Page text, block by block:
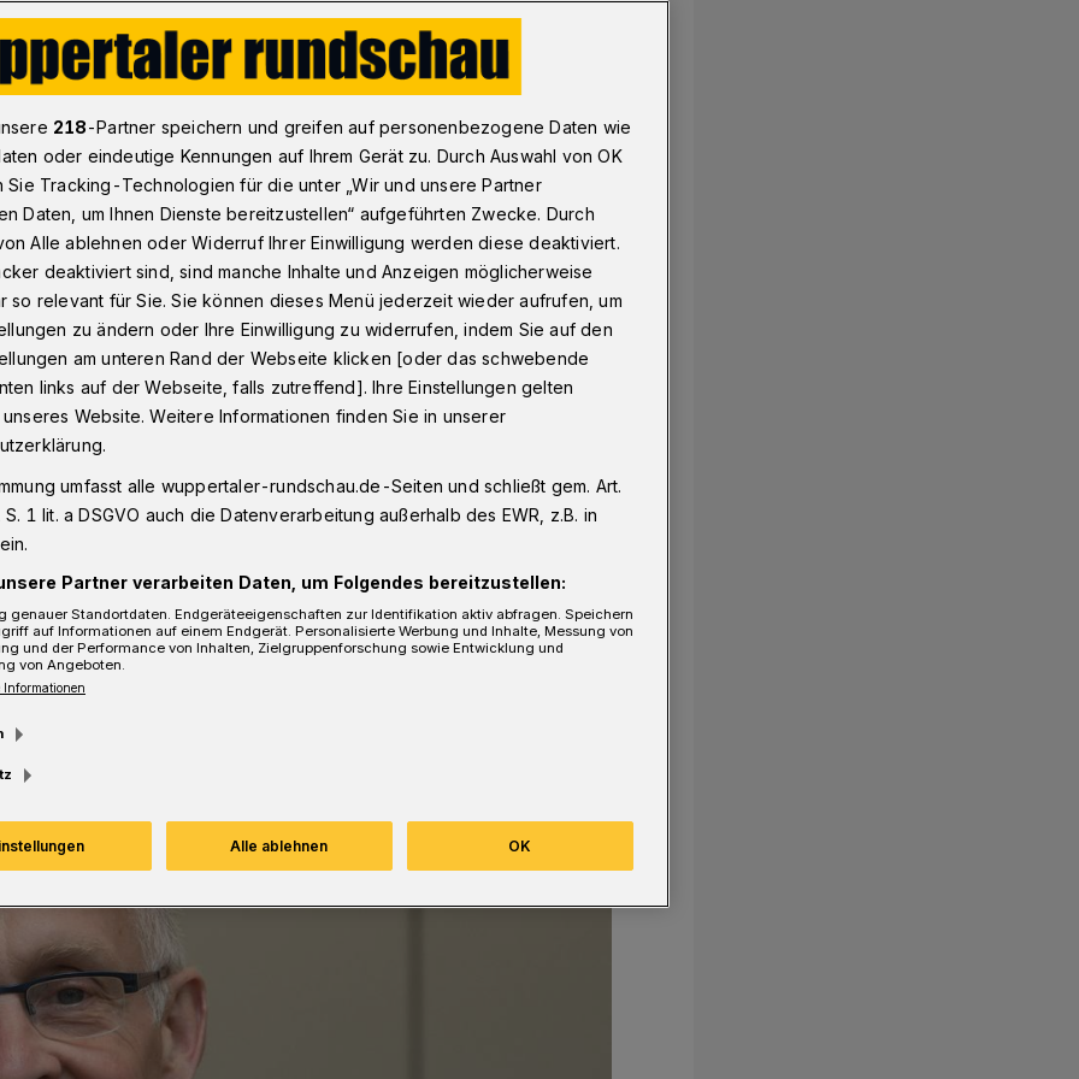
Freude über genehmigten Haushalt​
über
Haushalt
Thomas Schürmann am
im März vom Stadtrat einstimmig
Haushalt genehmigt hat, werten
Interimskämmerer Stefan
Thorsten Bunte dies als
Haushaltsführung“.
218-Partner speichern und greifen auf personenbezogene Daten wie
oder eindeutige Kennungen auf Ihrem Gerät zu. Durch Auswahl von OK
Sie Tracking-Technologien für die unter „Wir und unsere Partner
Daten, um Ihnen Dienste bereitzustellen“ aufgeführten Zwecke. Durch
Alle ablehnen oder Widerruf Ihrer Einwilligung werden diese deaktiviert.
deaktiviert sind, sind manche Inhalte und Anzeigen möglicherweise
so relevant für Sie. Sie können dieses Menü jederzeit wieder aufrufen, um
zu ändern oder Ihre Einwilligung zu widerrufen, indem Sie auf den
am unteren Rand der Webseite klicken [oder das schwebende
links auf der Webseite, falls zutreffend]. Ihre Einstellungen gelten
Website. Weitere Informationen finden Sie in unserer
umfasst alle wuppertaler-rundschau.de-Seiten und schließt gem. Art.
1 lit. a DSGVO auch die Datenverarbeitung außerhalb des EWR, z.B. in
Partner verarbeiten Daten, um Folgendes bereitzustellen:
genauer Standortdaten. Endgeräteeigenschaften zur Identifikation aktiv abfragen. Speichern
auf Informationen auf einem Endgerät. Personalisierte Werbung und Inhalte, Messung von
und der Performance von Inhalten, Zielgruppenforschung sowie Entwicklung und
von Angeboten.
Alle ablehnen OK